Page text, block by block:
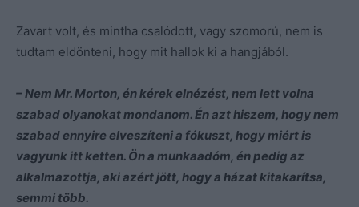
Zavart volt, és mintha csalódott, vagy szomorú, nem is
tudtam eldönteni, hogy mit hallok ki a hangjából.
– Nem Mr. Morton, én kérek elnézést, nem lett volna
szabad olyanokat mondanom. Én azt hiszem, hogy nem
szabad ennyire elveszíteni a fókuszt, hogy miért is
vagyunk itt ketten. Ön a munkaadóm, én pedig az
alkalmazottja, aki azért jött, hogy a házat kitakarítsa,
semmi több.